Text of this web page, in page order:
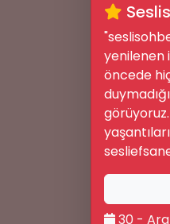
💡
yenilenen
öncede
30 -